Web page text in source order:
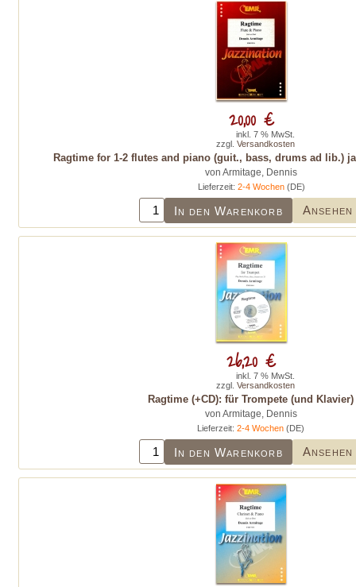
Ragtime for 1-2 flutes and piano (guit., bass, drums ad lib.)
von Armitage, Dennis
Lieferzeit: 2-4 Wochen(DE)
In den Warenkorb Ansehen
20,00 €
inkl. 7 % MwSt.
zzgl. Versandkosten
Ragtime (+CD): für Trompete (und Klavier)
von Armitage, Dennis
Lieferzeit:2-4 Wochen (DE)
In den Warenkorb Ansehen
26,20 €
inkl. 7 % MwSt.
zzgl. Versandkosten